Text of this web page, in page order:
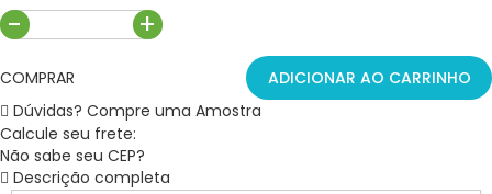
- +
COMPRAR
ADICIONAR AO CARRINHO
Dúvidas? Compre uma Amostra
Calcule seu frete:
Não sabe seu CEP?
Descrição completa